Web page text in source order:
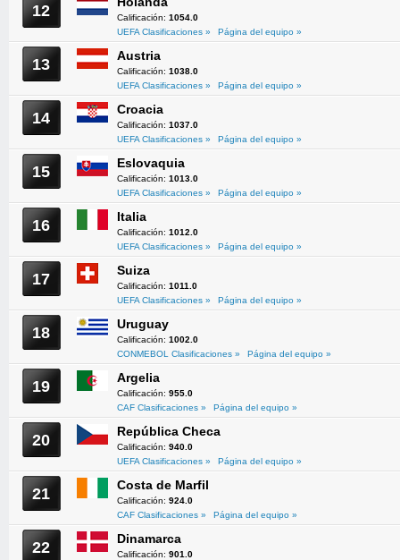
12 Calificación: 1054.0
UEFA Clasificaciones »
Página del equipo »
13 Austria
Calificación: 1038.0
UEFA Clasificaciones »
Página del equipo »
14 Croacia
Calificación: 1037.0
UEFA Clasificaciones »
Página del equipo »
15 Eslovaquia
Calificación: 1013.0
UEFA Clasificaciones »
Página del equipo »
16 Italia
Calificación: 1012.0
UEFA Clasificaciones »
Página del equipo »
17 Suiza
Calificación: 1011.0
UEFA Clasificaciones »
Página del equipo »
18 Uruguay
Calificación: 1002.0
CONMEBOL Clasificaciones »
Página del equipo »
19 Argelia
Calificación: 955.0
CAF Clasificaciones »
Página del equipo »
20 República Checa
Calificación: 940.0
UEFA Clasificaciones »
Página del equipo »
21 Costa de Marfil
Calificación: 924.0
CAF Clasificaciones »
Página del equipo »
22 Dinamarca
Calificación: 901.0